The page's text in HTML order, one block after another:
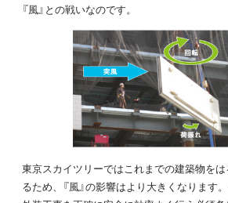
『風』との戦いなのです。
東京スカイツリーではこれまでの建築物を
るため、『風』の影響はより大きくなります